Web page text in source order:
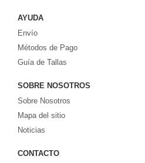
AYUDA
Envío
Métodos de Pago
Guía de Tallas
SOBRE NOSOTROS
Sobre Nosotros
Mapa del sitio
Noticias
CONTACTO